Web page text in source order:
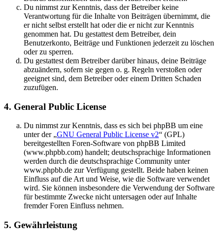
Du nimmst zur Kenntnis, dass der Betreiber keine
Verantwortung für die Inhalte von Beiträgen übernimmt, die
er nicht selbst erstellt hat oder die er nicht zur Kenntnis
genommen hat. Du gestattest dem Betreiber, dein
Benutzerkonto, Beiträge und Funktionen jederzeit zu löschen
oder zu sperren.
Du gestattest dem Betreiber darüber hinaus, deine Beiträge
abzuändern, sofern sie gegen o. g. Regeln verstoßen oder
geeignet sind, dem Betreiber oder einem Dritten Schaden
zuzufügen.
4. General Public License
Du nimmst zur Kenntnis, dass es sich bei phpBB um eine
unter der „GNU General Public License v2“ (GPL)
bereitgestellten Foren-Software von phpBB Limited
(www.phpbb.com) handelt; deutschsprachige Informationen
werden durch die deutschsprachige Community unter
www.phpbb.de zur Verfügung gestellt. Beide haben keinen
Einfluss auf die Art und Weise, wie die Software verwendet
wird. Sie können insbesondere die Verwendung der Software
für bestimmte Zwecke nicht untersagen oder auf Inhalte
fremder Foren Einfluss nehmen.
5. Gewährleistung